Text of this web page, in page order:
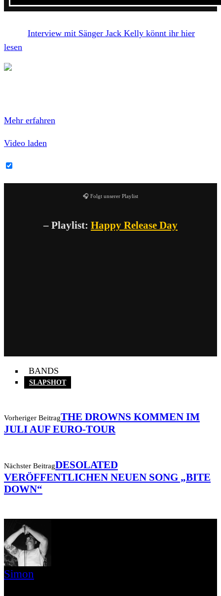
Interview mit Sänger Jack Kelly könnt ihr hier
lesen
Mehr erfahren
Video laden
🎧 Folgt unserer Playlist
– Playlist: Happy Release Day
BANDS
SLAPSHOT
Vorheriger BeitragTHE DROWNS KOMMEN IM
JULI AUF EURO-TOUR
Nächster BeitragDESOLATED
VERÖFFENTLICHEN NEUEN SONG „BITE
DOWN“
Simon